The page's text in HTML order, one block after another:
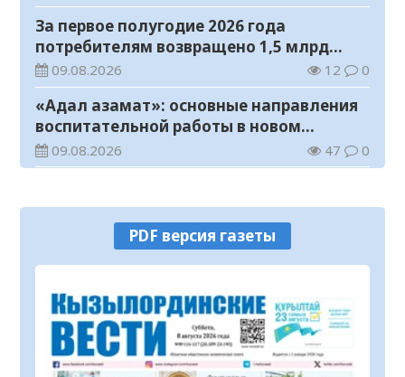
За первое полугодие 2026 года
потребителям возвращено 1,5 млрд
тенге
09.08.2026 12 0
«Адал азамат»: основные направления
воспитательной работы в новом
учебном году
09.08.2026 47 0
09.08.2026 64 0
Государство расширяет поддержку
граждан, переезжающих в новые
08.08.2026
Казахстан экспортировал 13,9 млн тонн
зерна и муки в зерновом эквиваленте
08.08.2026 93
PDF версия газеты